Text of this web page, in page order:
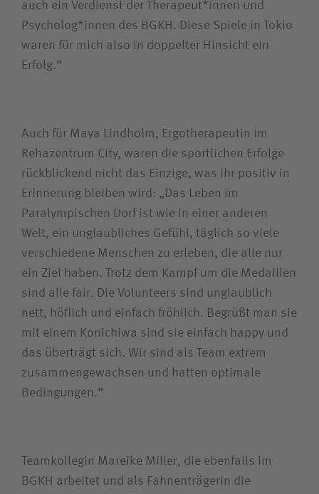
auch ein Verdienst der Therapeut*innen und
Psycholog*innen des BGKH. Diese Spiele in Tokio
waren für mich also in doppelter Hinsicht ein
Erfolg.“
Auch für Maya Lindholm, Ergotherapeutin im
Rehazentrum City, waren die sportlichen Erfolge
rückblickend nicht das Einzige, was ihr positiv in
Erinnerung bleiben wird: „Das Leben im
Paralympischen Dorf ist wie in einer anderen
Welt, ein unglaubliches Gefühl, täglich so viele
verschiedene Menschen zu erleben, die alle nur
ein Ziel haben. Trotz dem Kampf um die Medaillen
sind alle fair. Die Volunteers sind unglaublich
nett, höflich und einfach fröhlich. Begrüßt man sie
mit einem Konichiwa sind sie einfach happy und
das überträgt sich. Wir sind als Team extrem
zusammengewachsen und hatten optimale
Bedingungen.“
Teamkollegin Mareike Miller, die ebenfalls im
BGKH arbeitet und als Fahnenträgerin die